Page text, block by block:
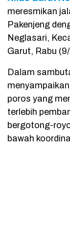
meresmikan
Pakenjeng
Neglasari,
Garut, Rabu
Dalam
poros yang
terlebih
bergotong-
bawah